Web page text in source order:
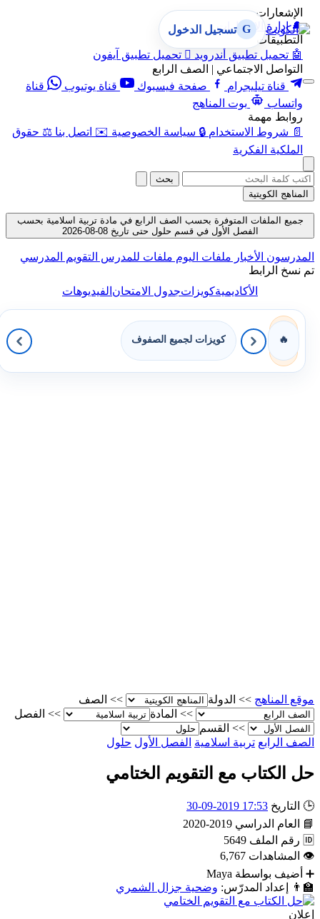
الإشعارات
🔔 إدارة الإشعارات
التطبيقات
🤖 تحميل تطبيق أندرويد  تحميل تطبيق آيفون
التواصل الاجتماعي | الصف الرابع
قناة تيليجرام
صفحة فيسبوك قناة يوتيوب
قناة
واتساب
بوت المناهج
روابط مهمة
📄 شروط الاستخدام 🔒 سياسة الخصوصية ✉️ اتصل بنا ⚖️ حقوق
الملكية الفكرية
G تسجيل الدخول
بحث
المناهج الكويتية
جميع الملفات المتوفرة بحسب الصف الرابع في مادة تربية اسلامية بحسب
الفصل الأول في قسم حلول حتى تاريخ 08-08-2026
المدرسون الأخبار ملفات اليوم ملفات للمدرس التقويم المدرسي
تم نسخ الرابط
الأكاديميةكويزاتجدول الامتحانالفيديوهات
🔥 كويزات لجميع الصفوف
موقع المناهج >> الدولة >>
الصف
>>
المادة >>
الفصل
>>
القسم
الصف الرابع تربية اسلامية الفصل الأول حلول
حل الكتاب مع التقويم الختامي
🕒 التاريخ 17:53 2019-09-30
📘
العام الدراسي 2019-2020
🆔 رقم الملف 5649
👁
المشاهدات 6,767
➕
أضيف بواسطة Maya
👨‍🏫
إعداد المدرّس: وضحية جزال الشمري
إعلان